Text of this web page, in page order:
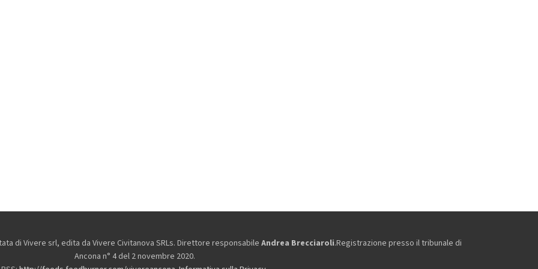
di Vivere srl, edita da Vivere Civitanova SRLs. Direttore responsabile Andrea Brecciaroli.Registrazione presso il tribunale di
Ancona n° 4 del 2 novembre 2020.